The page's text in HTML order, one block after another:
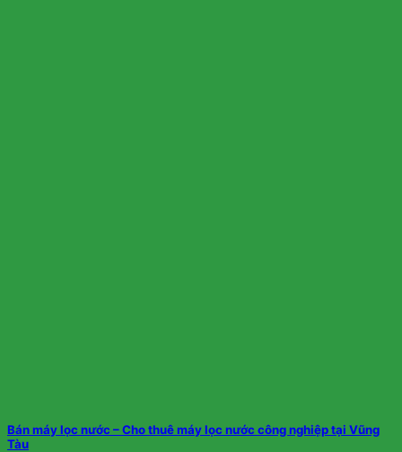
Bán máy lọc nước – Cho thuê máy lọc nước công nghiệp tại Vũng
Tàu